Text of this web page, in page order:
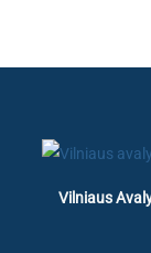
Vilniaus